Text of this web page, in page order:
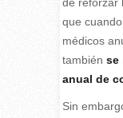
que
médicos
también se
anual de
Sin